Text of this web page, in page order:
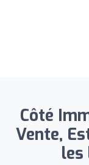
Côté
Vente,
les